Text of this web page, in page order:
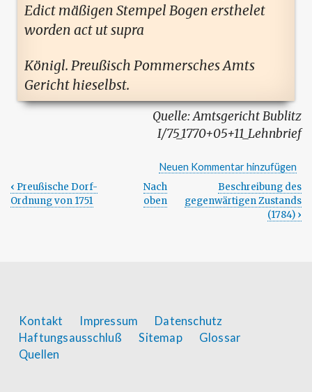
Edict mäßigen Stempel Bogen ersthelet
worden act ut supra
Königl. Preußisch Pommersches Amts
Gericht hieselbst.
Amtsgericht Bublitz
I/75_1770+05+11_Lehnbrief
Neuen Kommentar hinzufügen
Links
Buch
Lehnbrief
‹ Preußische Dorf-
Ordnung von 1751
Nach
oben
Beschreibung des
gegenwärtigen Zustands
(1784) ›
Footer
menu
Kontakt Impressum
Datenschutz
Haftungsausschluß
Sitemap
Glossar
Quellen